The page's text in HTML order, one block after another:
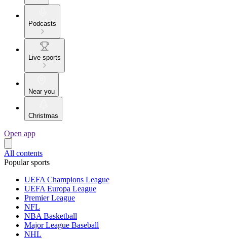
Podcasts
Live sports
Near you
Christmas
Open app
All contents
Popular sports
UEFA Champions League
UEFA Europa League
Premier League
NFL
NBA Basketball
Major League Baseball
NHL